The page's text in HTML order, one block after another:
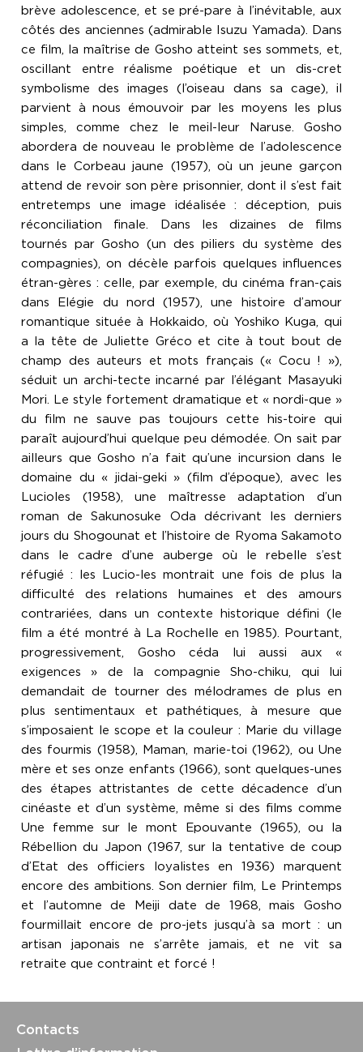
brève adolescence, et se pré-pare à l’inévitable, aux
côtés des anciennes (admirable Isuzu Yamada). Dans
ce film, la maîtrise de Gosho atteint ses sommets, et,
oscillant entre réalisme poétique et un dis-cret
symbolisme des images (l’oiseau dans sa cage), il
parvient à nous émouvoir par les moyens les plus
simples, comme chez le meil-leur Naruse. Gosho
abordera de nouveau le problème de l’adolescence
dans le Corbeau jaune (1957), où un jeune garçon
attend de revoir son père prisonnier, dont il s’est fait
entretemps une image idéalisée : déception, puis
réconciliation finale. Dans les dizaines de films
tournés par Gosho (un des piliers du système des
compagnies), on décèle parfois quelques influences
étran-gères : celle, par exemple, du cinéma fran-çais
dans Elégie du nord (1957), une histoire d’amour
romantique située à Hokkaido, où Yoshiko Kuga, qui
a la tête de Juliette Gréco et cite à tout bout de
champ des auteurs et mots français (« Cocu ! »),
séduit un archi-tecte incarné par l’élégant Masayuki
Mori. Le style fortement dramatique et « nordi-que »
du film ne sauve pas toujours cette his-toire qui
paraît aujourd’hui quelque peu démodée. On sait par
ailleurs que Gosho n’a fait qu’une incursion dans le
domaine du « jidai-geki » (film d’époque), avec les
Lucioles (1958), une maîtresse adaptation d’un
roman de Sakunosuke Oda décrivant les derniers
jours du Shogounat et l’histoire de Ryoma Sakamoto
dans le cadre d’une auberge où le rebelle s’est
réfugié : les Lucio-les montrait une fois de plus la
difficulté des relations humaines et des amours
contrariées, dans un contexte historique défini (le
film a été montré à La Rochelle en 1985). Pourtant,
progressivement, Gosho céda lui aussi aux «
exigences » de la compagnie Sho-chiku, qui lui
demandait de tourner des mélodrames de plus en
plus sentimentaux et pathétiques, à mesure que
s’imposaient le scope et la couleur : Marie du village
des fourmis (1958), Maman, marie-toi (1962), ou Une
mère et ses onze enfants (1966), sont quelques-unes
des étapes attristantes de cette décadence d’un
cinéaste et d’un système, même si des films comme
Une femme sur le mont Epouvante (1965), ou la
Rébellion du Japon (1967, sur la tentative de coup
d’Etat des officiers loyalistes en 1936) marquent
encore des ambitions. Son dernier film, Le Printemps
et l’automne de Meiji date de 1968, mais Gosho
fourmillait encore de pro-jets jusqu’à sa mort : un
artisan japonais ne s’arrête jamais, et ne vit sa
retraite que contraint et forcé !
Contacts